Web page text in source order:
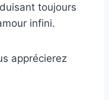
toujours
infini.
apprécierez